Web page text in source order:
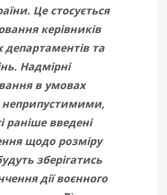
Це стосується
керівників
департаментів та
Надмірні
в умовах
неприпустимими,
раніше введені
щодо розміру
зберігатись
дії воєнного